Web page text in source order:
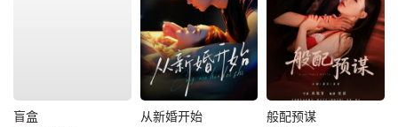
盲盒 从新婚开始 般配预谋